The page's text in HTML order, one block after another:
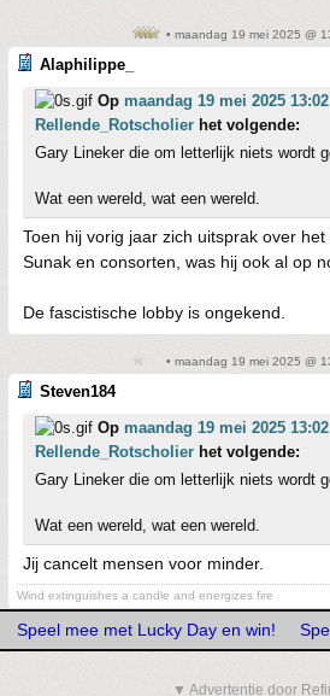
• maandag 19 mei 2025 @
Alaphilippe_
Op maandag 19 mei 2025 13:02
Rellende_Rotscholier het volgende:
Gary Lineker die om letterlijk niets wordt
Wat een wereld, wat een wereld.
Toen hij vorig jaar zich uitsprak over
Sunak en consorten, was hij ook al op
De fascistische lobby is ongekend.
• maandag 19 mei 2025 @
Steven184
Op maandag 19 mei 2025 13:02
Rellende_Rotscholier het volgende:
Gary Lineker die om letterlijk niets wordt
Wat een wereld, wat een wereld.
Jij cancelt mensen voor minder.
Wind extinguishes a candle and energizes fire
Speel mee met Lucky Day en win!
▼ Advertentie door